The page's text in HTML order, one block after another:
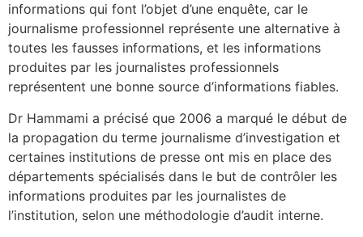
informations qui font l’objet d’une enquête, car le
journalisme professionnel représente une alternative à
toutes les fausses informations, et les informations
produites par les journalistes professionnels
représentent une bonne source d’informations fiables.
Dr Hammami a précisé que 2006 a marqué le début de
la propagation du terme journalisme d’investigation et
certaines institutions de presse ont mis en place des
départements spécialisés dans le but de contrôler les
informations produites par les journalistes de
l’institution, selon une méthodologie d’audit interne.